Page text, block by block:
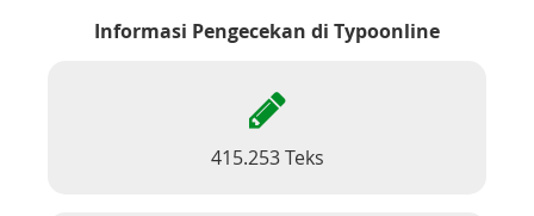
Informasi Pengecekan di Typoonline
415.253 Teks